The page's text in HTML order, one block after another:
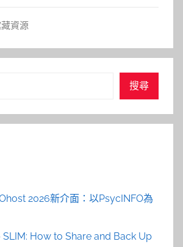
資源
搜尋
2026新介面：以PsycINFO為
How to Share and Back Up